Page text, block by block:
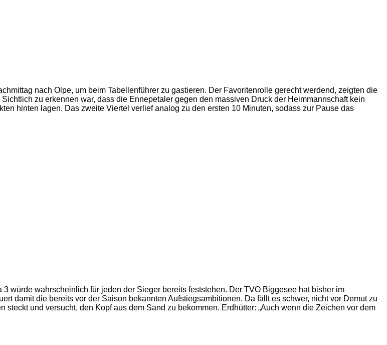
nach Olpe, um beim Tabellenführer zu gastieren. Der Favoritenrolle gerecht werdend, zeigten die
zu erkennen war, dass die Ennepetaler gegen den massiven Druck der Heimmannschaft kein
hinten lagen. Das zweite Viertel verlief analog zu den ersten 10 Minuten, sodass zur Pause das
würde wahrscheinlich für jeden der Sieger bereits feststehen. Der TVO Biggesee hat bisher im
damit die bereits vor der Saison bekannten Aufstiegsambitionen. Da fällt es schwer, nicht vor Demut zu
und versucht, den Kopf aus dem Sand zu bekommen. Erdhütter: „Auch wenn die Zeichen vor dem